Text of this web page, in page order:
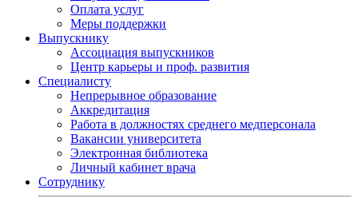
Оплата услуг
Меры поддержки
Выпускнику
Ассоциация выпускников
Центр карьеры и проф. развития
Специалисту
Непрерывное образование
Аккредитация
Работа в должностях среднего медперсонала
Вакансии университета
Электронная библиотека
Личный кабинет врача
Сотруднику